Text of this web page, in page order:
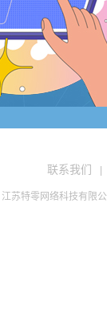
联系我们
江苏特零网络科技有限